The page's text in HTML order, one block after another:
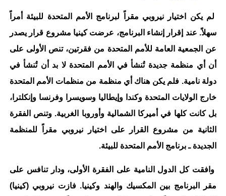
لم يكن اختيار نيروبي مقراً لبرنامج الأمم المتحدة للبيئة أمراً
سهلاً. عند إقرار إنشاء البرنامج، عرضت كينيا مشروع قرار يصدر
عن الجمعية العامة للأمم المتحدة من فقرتين، تنص الأولى على
أن أي منظمة جديدة تُنشأ في الأمم المتحدة لا بد أن تُنشأ في
دولة نامية. فلم يكن هناك أي منظمة من منظمات الأمم المتحدة
خارج الولايات المتحدة وكندا وإيطاليا وسويسرا وفرنسا وإنكلترا،
بل كانت كلها في أميركا الشمالية وأوروبا الغربية. وتنص الفقرة
الثانية من مشروع القرار على اختيار نيروبي مقراً للمنظمة
الجديدة ـ برنامج الأمم المتحدة للبيئة.
وافقت كل الدول النامية على الفقرة الأولى، ودار تنافس على
مقر البرنامج بين المكسيك والهند وكينيا. فازت نيروبي (كينيا)